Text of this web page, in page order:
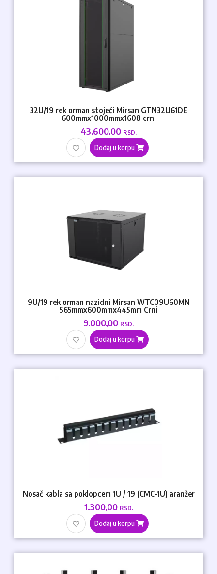
32U/19 rek orman stojeći Mirsan GTN32U61DE
600mmx1000mmx1608 crni
43.600,00 RSD.
Dodaj u korpu
9U/19 rek orman nazidni Mirsan WTC09U60MN
565mmx600mmx445mm Crni
9.000,00 RSD.
Dodaj u korpu
Nosač kabla sa poklopcem 1U / 19 (CMC-1U) aranžer
1.300,00 RSD.
Dodaj u korpu